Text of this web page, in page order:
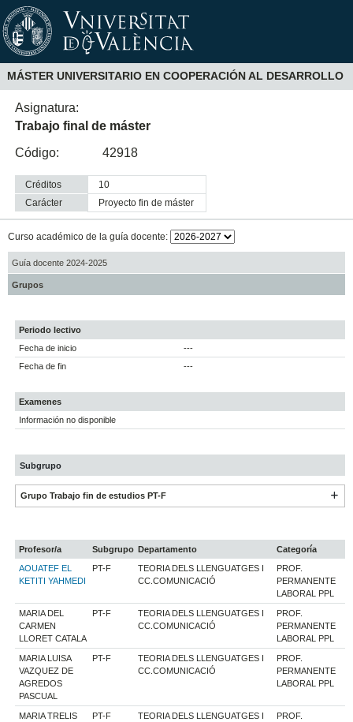
MÁSTER UNIVERSITARIO EN COOPERACIÓN AL DESARROLLO
Asignatura:
Trabajo final de máster
Código:
42918
Créditos
10
Carácter
proyecto fin de máster
Curso académico de la guía docente:
Guía docente 2024-2025
Grupos
Periodo lectivo
Fecha de inicio
---
Fecha de fin
---
Examenes
Información no disponible
Subgrupo
Grupo Trabajo fin de estudios PT-F
Profesor/a Subgrupo Departamento
Categoría
AOUATEF EL
KETITI YAHMEDI
PT-F
TEORIA DELS LLENGUATGES I
CC.COMUNICACIÓ
PROF.
PERMANENTE
LABORAL PPL
MARIA DEL
CARMEN
LLORET CATALA
PT-F
TEORIA DELS LLENGUATGES I
CC.COMUNICACIÓ
PROF.
PERMANENTE
LABORAL PPL
MARIA LUISA
VAZQUEZ DE
AGREDOS
PASCUAL
PT-F
TEORIA DELS LLENGUATGES I
CC.COMUNICACIÓ
PROF.
PERMANENTE
LABORAL PPL
MARIA TRELIS
PT-F
TEORIA DELS LLENGUATGES I
PROF.